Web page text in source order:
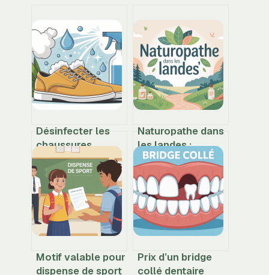
Désinfecter les
chaussures
efficacement sans
les abîmer ni les
déformer
Naturopathe dans
les landes :
pourquoi choisir
julienaturame
pour vous
accompagner
Motif valable pour
dispense de sport
Prix d’un bridge
collé dentaire